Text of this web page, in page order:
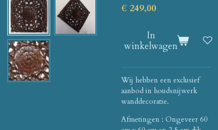
€ 249,00
In
winkelwagen
Wij hebben een exclusief
aanbod in houdsnijwerk
wanddecoratie.
Afmetingen : Ongeveer 60